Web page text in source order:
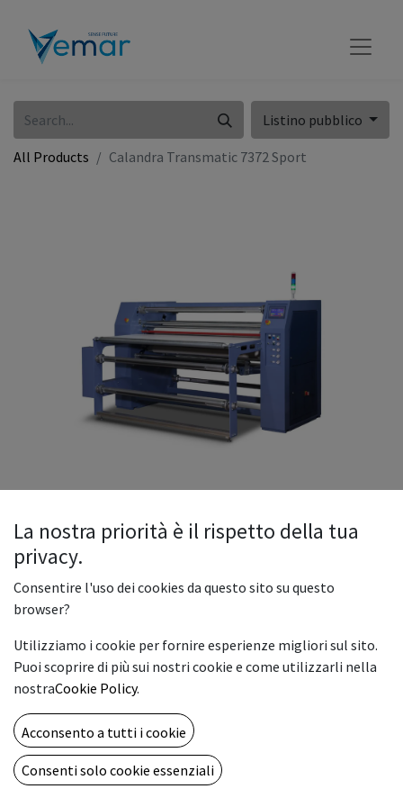
Listino pubblico
All Products Calandra Transmatic 7372 Sport
Calandra Transmatic 7372 Sport
La Transmatic 7372 SPORT è stata appositamente disegnata
Questa applicazione è indicata specialmente nel settore di
stampa di magliette sportive. Un nuovo sistema di
riscaldamento a olio garantisce una distribuzione uniforme
della temperatura su tutta la lunghezza del cilindro con un
consumo minimo di energia. I sistemi di riscaldamento ad
olio di Transmatic consumano il 50% in meno di energia delle
macchine elettriche. Il diametro della calandra 20 cm è
La nostra priorità è il rispetto della tua
privacy.
Consentire l'uso dei cookies da questo sito su questo
browser?
Utilizziamo i cookie per fornire esperienze migliori sul sito.
Puoi scoprire di più sui nostri cookie e come utilizzarli nella
nostraCookie Policy.
Acconsento a tutti i cookie
Consenti solo cookie essenziali